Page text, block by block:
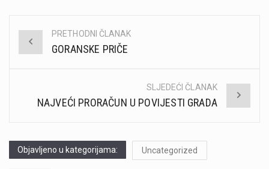
Post
PRETHODNI ČLANAK
GORANSKE PRIČE
SLJEDEĆI ČLANAK
NAJVEĆI PRORAČUN U POVIJESTI GRADA
Objavljeno u kategorijama: Uncategorized